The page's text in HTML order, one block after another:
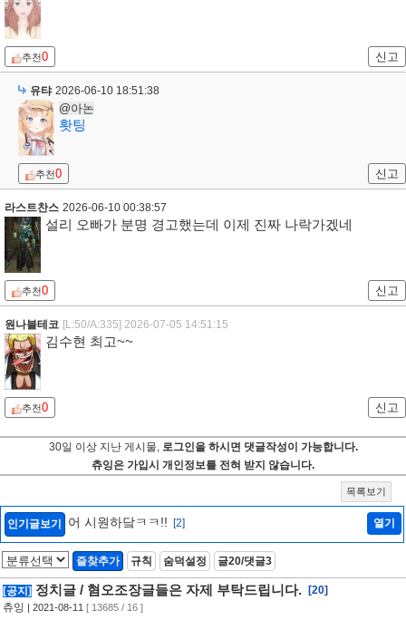
추천0 신고
유탸 2026-06-10 18:51:38
@아논
홧팅
추천0 신고
라스트찬스 2026-06-10 00:38:57
설리 오빠가 분명 경고했는데 이제 진짜 나락가겠네
추천0 신고
원나블테코 [L:50/A:335] 2026-07-05 14:51:15
김수현 최고~~
추천0 신고
30일 이상 지난 게시물, 로그인을 하시면 댓글작성이 가능합니다.
츄잉은 가입시 개인정보를 전혀 받지 않습니다.
목록보기
인기글보기 어 시원하닼ㅋㅋ!! [2] 열기
즐찾추가 규칙 숨덕설정 글20/댓글3
[공지] 정치글 / 혐오조장글들은 자제 부탁드립니다.
[20]
츄잉 | 2021-08-11 [ 13685 / 16 ]